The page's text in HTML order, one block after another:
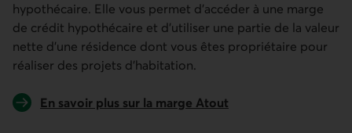
hypothécaire. Elle vous permet d’accéder à une marge
de crédit hypothécaire et d’utiliser une partie de la valeur
nette d’une résidence dont vous êtes propriétaire pour
réaliser des projets d’habitation.
En savoir plus sur la marge Atout